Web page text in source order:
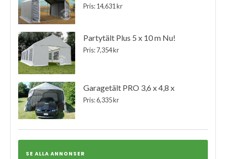
Pris: 14,631 kr
Partytält Plus 5 x 10 m Nu!
Pris: 7,354 kr
Garagetält PRO 3,6 x 4,8 x
Pris: 6,335 kr
SE ALLA ANNONSER